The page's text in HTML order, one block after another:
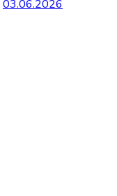
03.06.2026